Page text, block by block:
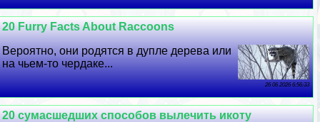
20 Furry Facts About Raccoons
Вероятно, они родятся в дупле дерева или
на чьем-то чердаке...
26 06 2026 6:56:33
20 cyмacшедших способов вылечить икоту